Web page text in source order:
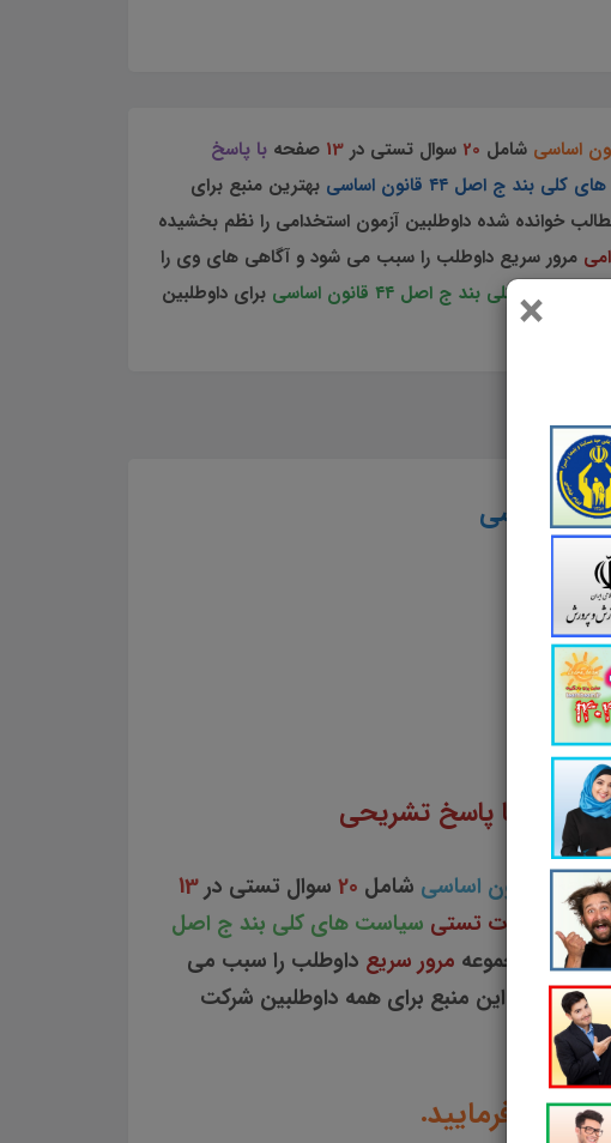
×
شامل 20 سوال تستی در 13 صفحه با پاسخ
بند ج اصل ۴۴ قانون اساسی
بهترین منبع برای
خوانده شده داوطلبین آزمون استخدامی را نظم بخشیده
مرور سریع داوطلب را سبب می شود و آگاهی های وی را
کلی بند ج اصل ۴۴ قانون اساسی
برای داوطلبین
با پاسخ تشریحی
اساسی شامل 20 سوال تستی در 13
سوالات تستی سیاست های کلی بند ج اصل
این مجموعه مرور سریع داوطلب را سبب می
. مطالعه این منبع برای همه داوطلبین شرکت
دیدن فرمایید.